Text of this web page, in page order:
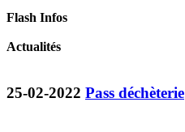
Flash Infos
Actualités
25-02-2022 Pass déchèterie